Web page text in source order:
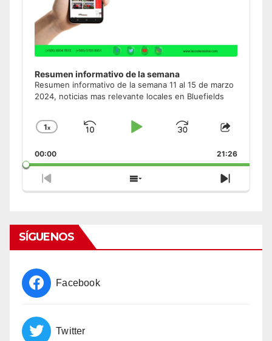
Resumen informativo de la semana
Resumen informativo de la semana 11 al 15 de marzo
2024, noticias mas relevante locales en Bluefields
Change
Rate
1x
Skip
Play
Jump
Forward
Share
Episode
00:00 21:26
Previous
Episode
Show
Episodes
Next
Episode
SÍGUENOS
Facebook
Twitter